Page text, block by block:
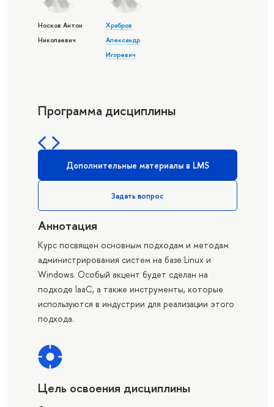
Носков Антон
Николаевич
Храбров
Александр
Игоревич
Программа дисциплины
Дополнительные материалы в LMS
Задать вопрос
Аннотация
Курс посвящен основным подходам и методам
администрирования систем на базе Linux и
Windows. Особый акцент будет сделан на
подходе laaC, а также инструменты, которые
используются в индустрии для реализации этого
подхода.
Цель освоения дисциплины